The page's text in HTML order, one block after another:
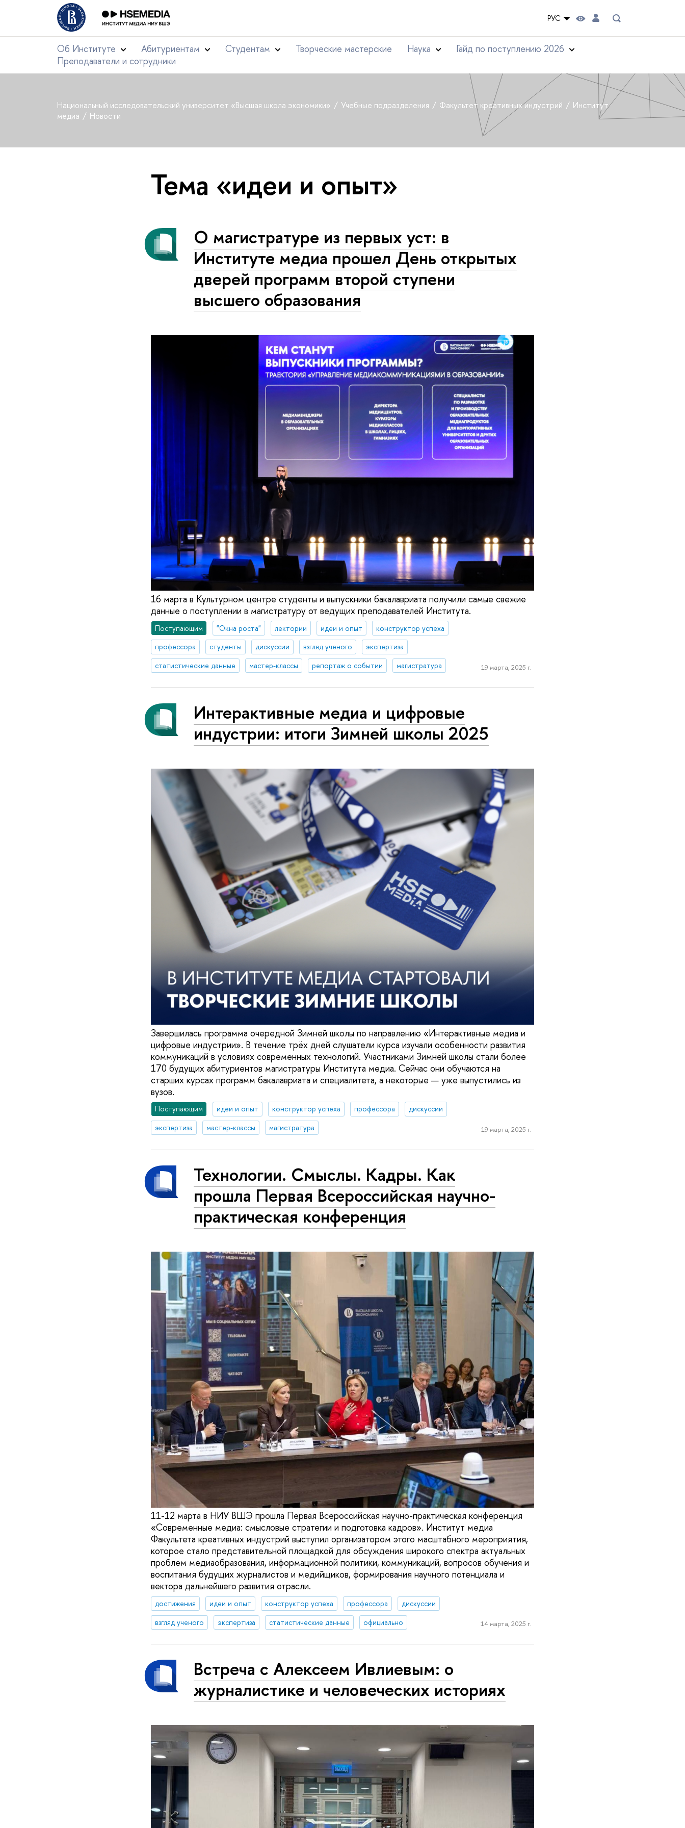
РУС
Об Институте Абитуриентам Студентам Творческие мастерские Наука
Гайд по поступлению 2026
Преподаватели и сотрудники
Национальный исследовательский университет «Высшая школа экономики» Учебные подразделения Факультет креативных индустрий
Институт
медиа
Новости
Тема «идеи и опыт»
О магистратуре из первых уст: в
Институте медиа прошел День открытых
дверей программ второй ступени
высшего образования
16 марта в Культурном центре студенты и выпускники бакалавриата получили самые свежие
данные о поступлении в магистратуру от ведущих преподавателей Института.
Поступающим "Окна роста" лектории идеи и опыт
конструктор успеха
профессора
студенты дискуссии взгляд ученого
экспертиза
статистические данные
мастер-классы репортаж о событии магистратура 19 марта, 2025 г.
Интерактивные медиа и цифровые
индустрии: итоги Зимней школы 2025
Завершилась программа очередной Зимней школы по направлению «Интерактивные медиа и
цифровые индустрии». В течение трёх дней слушатели курса изучали особенности развития
коммуникаций в условиях современных технологий. Участниками Зимней школы стали более
170 будущих абитуриентов магистратуры Института медиа. Сейчас они обучаются на
старших курсах программ бакалавриата и специалитета, а некоторые — уже выпустились из
вузов.
Поступающим идеи и опыт конструктор успеха профессора
дискуссии
экспертиза
мастер-классы магистратура 19 марта, 2025 г.
Технологии. Смыслы. Кадры. Как
прошла Первая Всероссийская научно-
практическая конференция
11-12 марта в НИУ ВШЭ прошла Первая Всероссийская научно-практическая конференция
«Современные медиа: смысловые стратегии и подготовка кадров». Институт медиа
Факультета креативных индустрий выступил организатором этого масштабного мероприятия,
которое стало представительной площадкой для обсуждения широкого спектра актуальных
проблем медиаобразования, информационной политики, коммуникаций, вопросов обучения и
воспитания будущих журналистов и медийщиков, формирования научного потенциала и
вектора дальнейшего развития отрасли.
достижения идеи и опыт конструктор успеха профессора
дискуссии
взгляд ученого
экспертиза статистические данные официально 14 марта, 2025 г.
Встреча с Алексеем Ивлиевым: о
журналистике и человеческих историях